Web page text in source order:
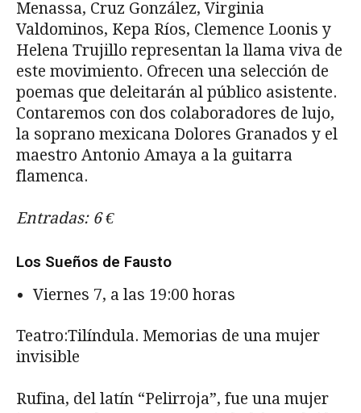
Menassa, Cruz González, Virginia
Valdominos, Kepa Ríos, Clemence Loonis y
Helena Trujillo representan la llama viva de
este movimiento. Ofrecen una selección de
poemas que deleitarán al público asistente.
Contaremos con dos colaboradores de lujo,
la soprano mexicana Dolores Granados y el
maestro Antonio Amaya a la guitarra
flamenca.
Entradas: 6 €
Los Sueños de Fausto
Viernes 7, a las 19:00 horas
Teatro:Tilíndula. Memorias de una mujer
invisible
Rufina, del latín “Pelirroja”, fue una mujer